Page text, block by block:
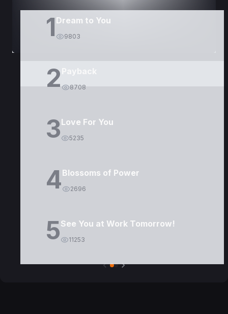
1 Dream to You
9803
2 Payback
8708
3Love For You
5235
4Blossoms of Power
2696
5See You at Work Tomorrow!
11253